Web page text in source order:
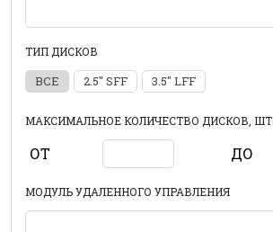
ТИП ДИСКОВ
ВСЕ 2.5" SFF 3.5" LFF
МАКСИМАЛЬНОЕ КОЛИЧЕСТВО ДИСКОВ, ШТ.
ОТ ДО
МОДУЛЬ УДАЛЕННОГО УПРАВЛЕНИЯ